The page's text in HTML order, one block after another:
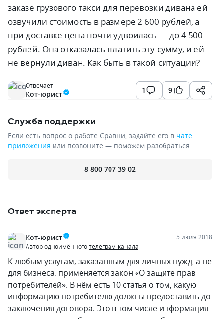
заказе грузового такси для перевозки дивана ей
озвучили стоимость в размере 2 600 рублей, а
при доставке цена почти удвоилась — до 4 500
рублей. Она отказалась платить эту сумму, и ей
не вернули диван. Как быть в такой ситуации?
9
1
Отвечает
Кот-юрист
Служба поддержки
Если есть вопрос о работе Сравни, задайте его в чате
приложения или позвоните — поможем разобраться
8 800 707 39 02
Ответ эксперта
Кот-юрист
Автор одноимённоготелеграм-канала
5 июля 2018
К любым услугам, заказанным для личных нужд, а не
для бизнеса, применяется закон «О защите прав
потребителей». В нём есть 10 статья о том, какую
информацию потребителю должны предоставить до
заключения договора. Это в том числе информация